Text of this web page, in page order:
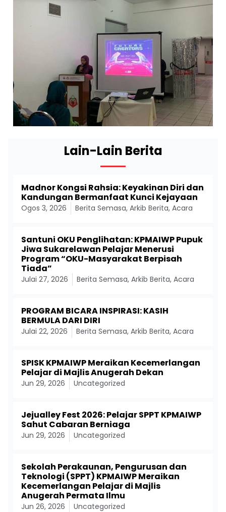
Lain-Lain Berita
Madnor Kongsi Rahsia: Keyakinan Diri dan
Kandungan Bermanfaat Kunci Kejayaan
Ogos 3, 2026 Berita Semasa, Arkib Berita, Acara
Santuni OKU Penglihatan: KPMAIWP Pupuk
Jiwa Sukarelawan Pelajar Menerusi
Program “OKU-Masyarakat Berpisah
Tiada”
Julai 27, 2026 Berita Semasa, Arkib Berita, Acara
PROGRAM BICARA INSPIRASI: KASIH
BERMULA DARI DIRI
Julai 22, 2026 Berita Semasa, Arkib Berita, Acara
SPISK KPMAIWP Meraikan Kecemerlangan
Pelajar di Majlis Anugerah Dekan
Jun 29, 2026 Uncategorized
Jejualley Fest 2026: Pelajar SPPT KPMAIWP
Sahut Cabaran Berniaga
Jun 29, 2026 Uncategorized
Sekolah Perakaunan, Pengurusan dan
Teknologi (SPPT) KPMAIWP Meraikan
Kecemerlangan Pelajar di Majlis
Anugerah Permata Ilmu
Jun 26, 2026 Uncategorized